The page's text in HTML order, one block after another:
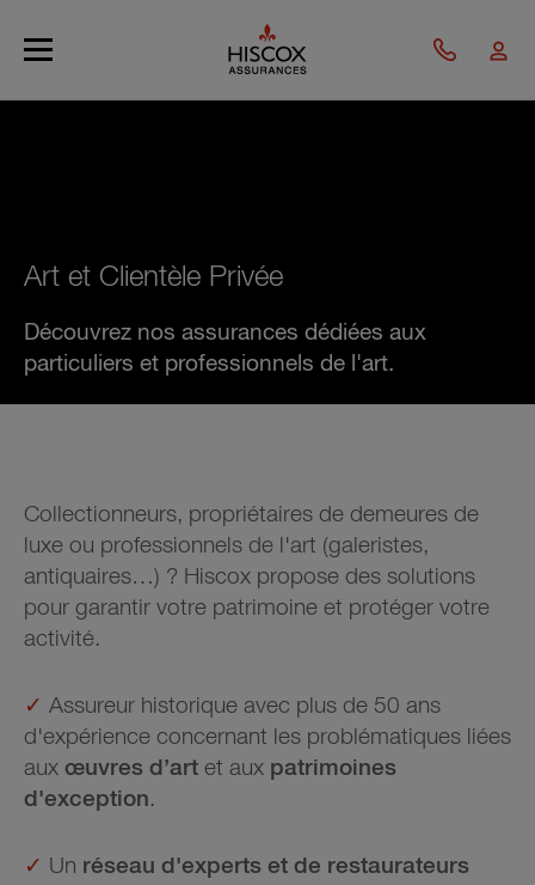
Art et Clientèle Privée
Découvrez nos assurances dédiées aux
particuliers et professionnels de l'art.
Collectionneurs, propriétaires de demeures de
luxe ou professionnels de l'art (galeristes,
antiquaires…) ? Hiscox propose des solutions
pour garantir votre patrimoine et protéger votre
activité.
✓ Assureur historique avec plus de 50 ans
d'expérience concernant les problématiques liées
aux œuvres d’art et aux patrimoines
d'exception.
✓ Un réseau d'experts et de restaurateurs